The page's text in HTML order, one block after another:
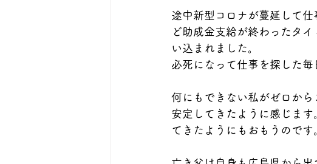
途中新型コロナが蔓延して
ど助成金支給が終わったタ
い込まれました。
必死になって仕事を探した毎
何にもできない私がゼロか
安定してきたように感じま
てきたようにもおもうのです